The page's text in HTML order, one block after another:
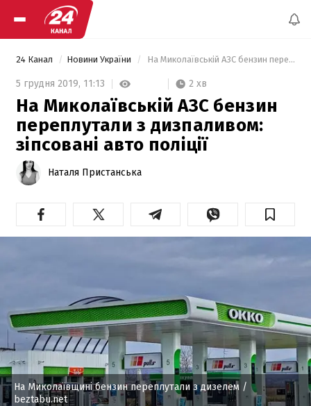
24 Канал Новини України На Миколаївській АЗС бензин переплутали з дизпаливом: зіпсовані авто поліції
5 грудня 2019, 11:13 2 хв
На Миколаївській АЗС бензин
переплутали з дизпаливом:
зіпсовані авто поліції
Наталя Пристанська
На Миколаївщині бензин переплутали з дизелем /
beztabu.net